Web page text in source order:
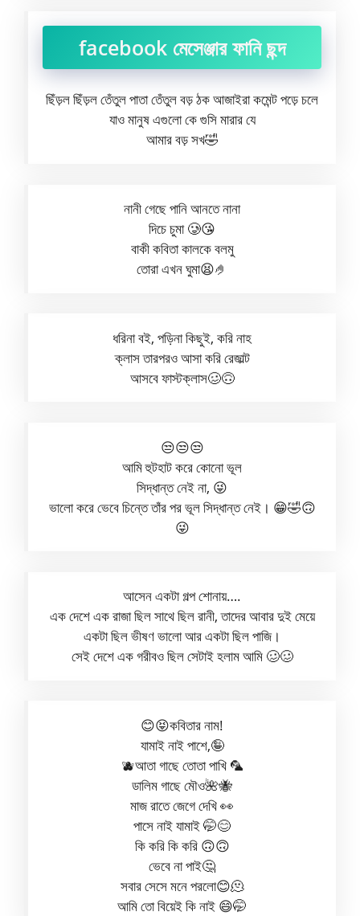
facebook মেসেঞ্জার ফানি ছন্দ
ছিঁড়ল ছিঁড়ল তেঁতুল পাতা তেঁতুল বড় ঠক আজাইরা কমেন্ট পড়ে চলে
যাও মানুষ এগুলো কে গুসি মারার যে
আমার বড় সখ🤣
নানী গেছে পানি আনতে নানা
দিচে চুমা 🥲😘
বাকী কবিতা কালকে বলমু
তোরা এখন ঘুমা😫🤌
ধরিনা বই, পড়িনা কিছুই, করি নাহ
ক্লাস তারপরও আসা করি রেজাল্ট
আসবে ফাস্টক্লাস🥴🙃
😒😒😒
আমি হুটহাট করে কোনো ভূল
সিদ্ধান্ত নেই না, 😜
ভালো করে ভেবে চিন্তে তাঁর পর ভূল সিদ্ধান্ত নেই। 😁🤣🙃
😜
আসেন একটা গল্প শোনায়….
এক দেশে এক রাজা ছিল সাথে ছিল রানী, তাদের আবার দুই মেয়ে
একটা ছিল ভীষণ ভালো আর একটা ছিল পাজি।
সেই দেশে এক গরীবও ছিল সেটাই হলাম আমি 🥴🥴
😊😝কবিতার নাম!
যামাই নাই পাশে,🤪
🫐আতা গাছে তোতা পাখি 🦜
ডালিম গাছে মৌও🌺🐝
মাজ রাতে জেগে দেখি 👀
পাসে নাই যামাই 🤭😊
কি করি কি করি 🙃🙃
ভেবে না পাই🤔
সবার সেসে মনে পরলো😊🫠
আমি তো বিয়েই কি নাই 😄🤭